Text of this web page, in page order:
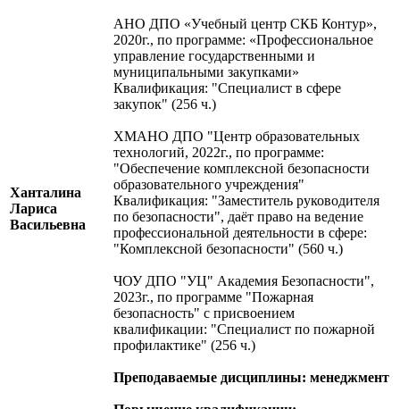
Ханталина
Лариса
Васильевна
АНО ДПО «Учебный центр СКБ Контур»,
2020г., по программе: «Профессиональное
управление государственными и
муниципальными закупками»
Квалификация: "Специалист в сфере
закупок" (256 ч.)
ХМАНО ДПО "Центр образовательных
технологий, 2022г., по программе:
"Обеспечение комплексной безопасности
образовательного учреждения"
Квалификация: "Заместитель руководителя
по безопасности", даёт право на ведение
профессиональной деятельности в сфере:
"Комплексной безопасности" (560 ч.)
ЧОУ ДПО "УЦ" Академия Безопасности",
2023г., по программе "Пожарная
безопасность" с присвоением
квалификации: "Специалист по пожарной
профилактике" (256 ч.)
Преподаваемые дисциплины: менеджмент